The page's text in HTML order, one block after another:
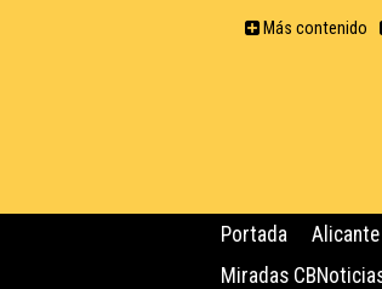
Más contenido
Portada Alicante
Miradas